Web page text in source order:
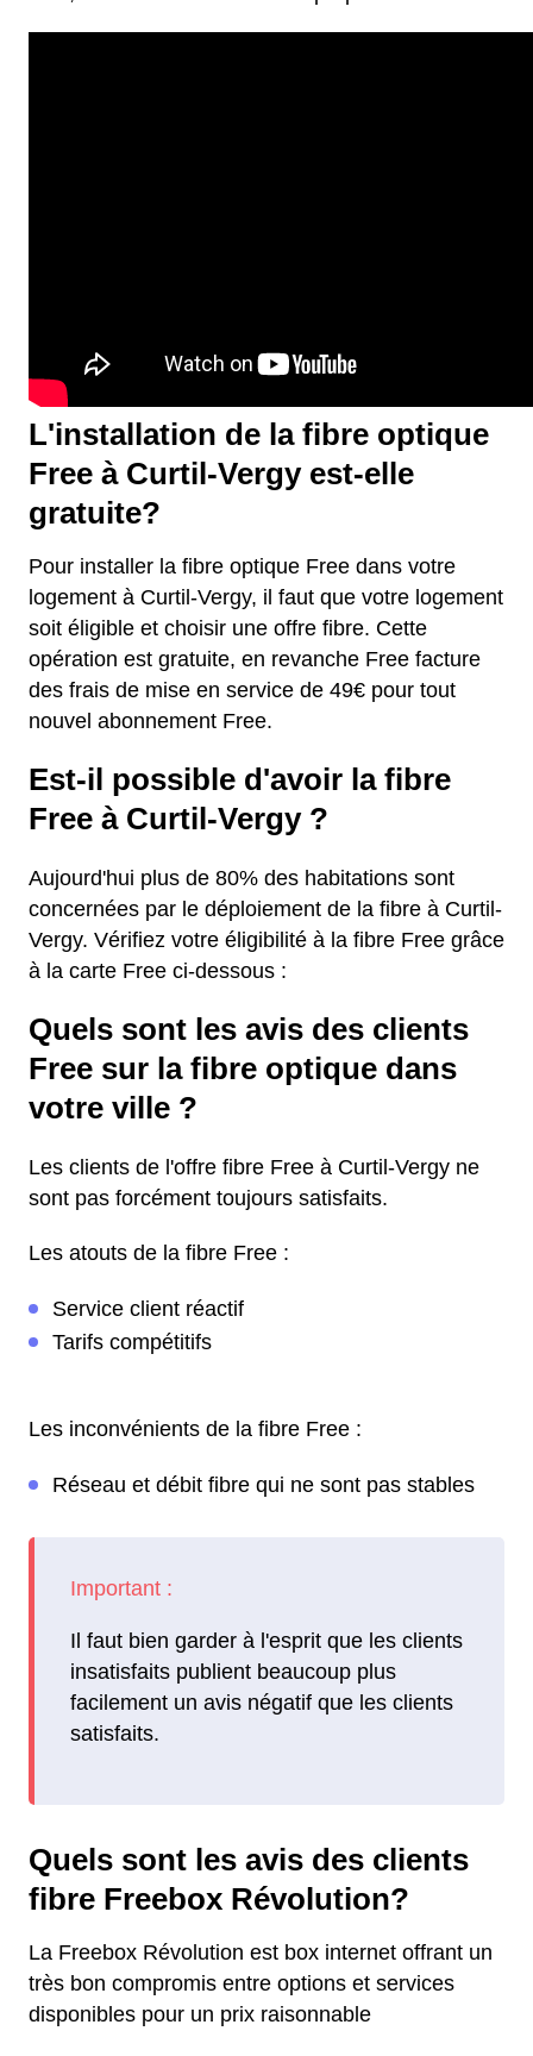
L'installation de la fibre optique
Free à Curtil-Vergy est-elle
gratuite?
Pour installer la fibre optique Free dans votre
logement à Curtil-Vergy, il faut que votre logement
soit éligible et choisir une offre fibre. Cette
opération est gratuite, en revanche Free facture
des frais de mise en service de 49€ pour tout
nouvel abonnement Free.
Est-il possible d'avoir la fibre
Free à Curtil-Vergy ?
Aujourd'hui plus de 80% des habitations sont
concernées par le déploiement de la fibre à Curtil-
Vergy. Vérifiez votre éligibilité à la fibre Free grâce
à la carte Free ci-dessous :
Quels sont les avis des clients
Free sur la fibre optique dans
votre ville ?
Les clients de l'offre fibre Free à Curtil-Vergy ne
sont pas forcément toujours satisfaits.
Les atouts de la fibre Free :
Service client réactif
Tarifs compétitifs
Les inconvénients de la fibre Free :
Réseau et débit fibre qui ne sont pas stables
Il faut bien garder à l'esprit que les clients
insatisfaits publient beaucoup plus
facilement un avis négatif que les clients
satisfaits.
Quels sont les avis des clients
fibre Freebox Révolution?
La Freebox Révolution est box internet offrant un
très bon compromis entre options et services
disponibles pour un prix raisonnable